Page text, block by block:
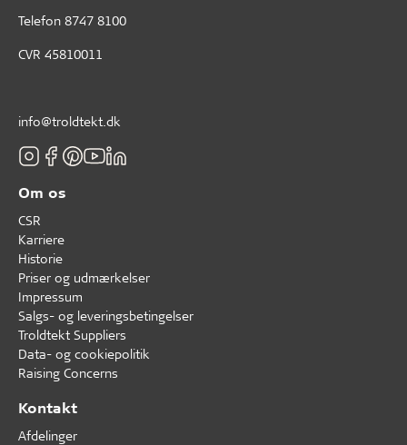
Telefon 8747 8100
CVR 45810011
info@troldtekt.dk
Om os
CSR
Karriere
Historie
Priser og udmærkelser
Impressum
Salgs- og leveringsbetingelser
Troldtekt Suppliers
Data- og cookiepolitik
Raising Concerns
Kontakt
Afdelinger